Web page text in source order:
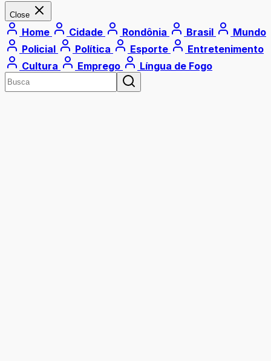
Close
Home Cidade Rondônia Brasil
Mundo
Policial
Política Esporte
Entretenimento
Cultura
Emprego Língua de Fogo